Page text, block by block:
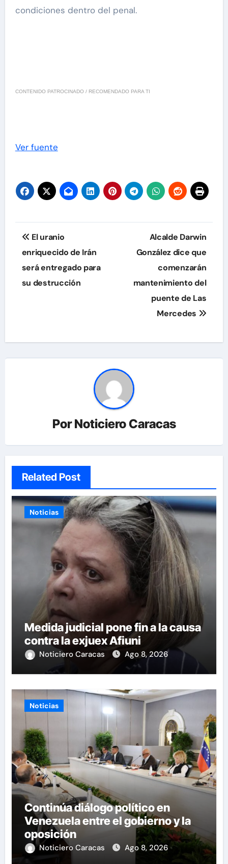
condiciones dentro del penal.
CONTENIDO PATROCINADO / RECOMENDADO PARA TI
Ver fuente
Navegación
de
entradas
El uranio
enriquecido de Irán
será entregado para
su destrucción
Alcalde Darwin
González dice que
comenzarán
mantenimiento del
puente de Las
Mercedes
PorNoticiero Caracas
Related Post
Noticias
Medida judicial pone fin a la causa
contra la exjuex Afiuni
Noticiero Caracas Ago 8, 2026
Noticias
Continúa diálogo político en
Venezuela entre el gobierno y la
oposición
Noticiero Caracas Ago 8, 2026